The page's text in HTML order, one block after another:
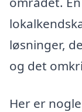
løsninger,
og det
Her er